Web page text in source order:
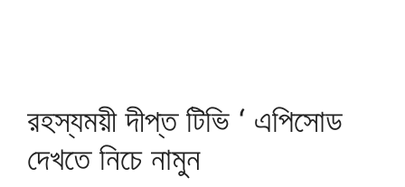
রহস্যময়ী দীপ্ত টিভি ‘ এপিসোড
দেখতে নিচে নামুন